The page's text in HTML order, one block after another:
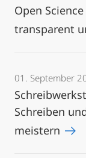
Open
transparent
01. September
Schreiben
meistern